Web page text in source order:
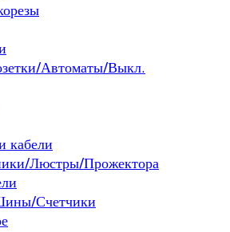
Автоматы/Выкл.
кабели
Люстры/Прожектора
Счетчики